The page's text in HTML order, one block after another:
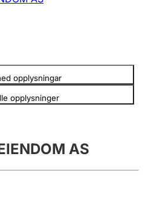
opplysningar
opplysninger
AS